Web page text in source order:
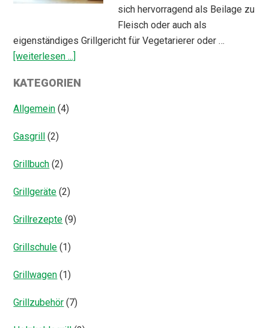
sich hervorragend als Beilage zu
Fleisch oder auch als
eigenständiges Grillgericht für Vegetarierer oder …
[weiterlesen ...]
Salat
KATEGORIEN
Allgemein (4)
Gasgrill (2)
Grillbuch (2)
Grillgeräte (2)
Grillrezepte (9)
Grillschule (1)
Grillwagen (1)
Grillzubehör (7)